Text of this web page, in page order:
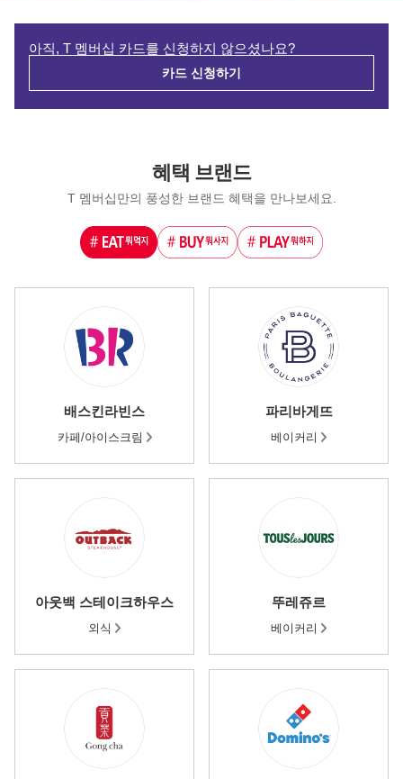
아직, T 멤버십 카드를 신청하지 않으셨나요?
카드 신청하기
혜택 브랜드
T 멤버십만의 풍성한 브랜드 혜택을 만나보세요.
EAT뭐먹지? BUY뭐사지? PLAY뭐하지?
배스킨라빈스
카페/아이스크림
파리바게뜨
베이커리
아웃백 스테이크하우스
외식
뚜레쥬르
베이커리